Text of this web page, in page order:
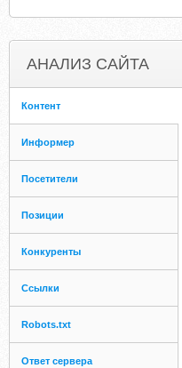
АНАЛИЗ САЙТА
Контент
Информер
Посетители
Позиции
Конкуренты
Ссылки
Robots.txt
Ответ сервера